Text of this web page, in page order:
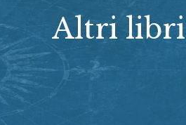
Altri libri